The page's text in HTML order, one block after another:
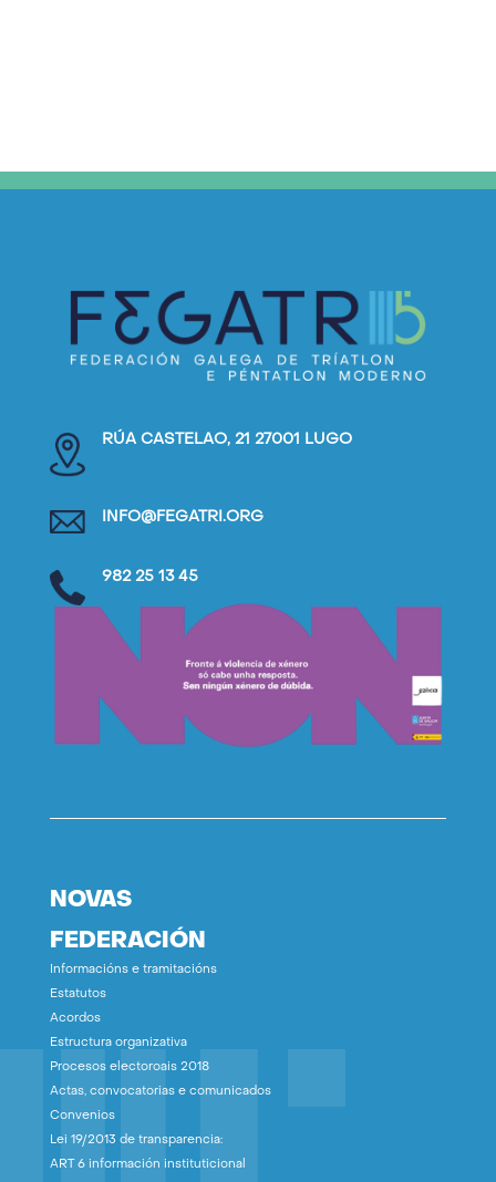
RÚA CASTELAO, 21 27001 LUGO
INFO@FEGATRI.ORG
982 25 13 45
NOVAS
FEDERACIÓN
Informacións e tramitacións
Estatutos
Acordos
Estructura organizativa
Procesos electoroais 2018
Actas, convocatorias e comunicados
Convenios
Lei 19/2013 de transparencia:
ART 6 información instituticional